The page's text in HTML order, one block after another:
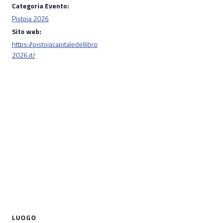
Categoria Evento:
Pistoia 2026
Sito web:
https://pistoiacapitaledellibro
2026.it/
LUOGO